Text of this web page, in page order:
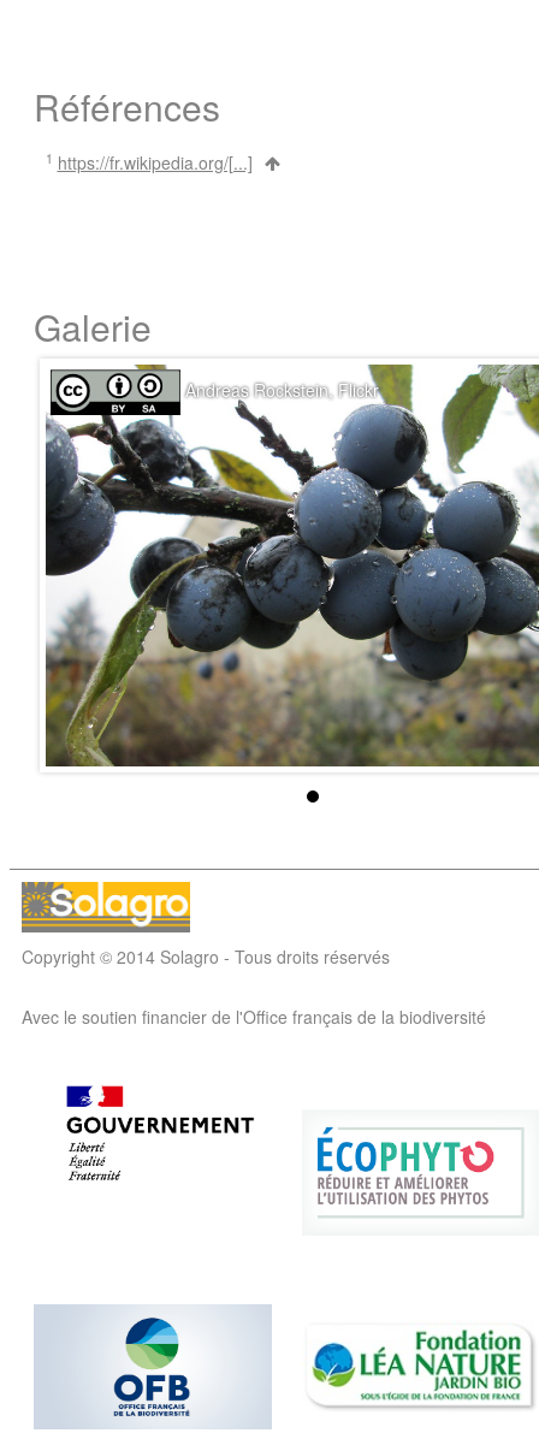
Références
1 https://fr.wikipedia.org/[...]
Galerie
Andreas Rockstein, Flickr
Copyright © 2014 Solagro - Tous droits réservés
Avec le soutien financier de l'Office français de la biodiversité